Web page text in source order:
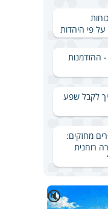
פי היהדות
ההזדמנות
לקבל שפע
מחזקים:
רוחנית
🔇